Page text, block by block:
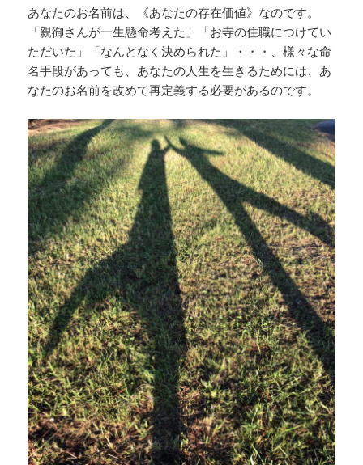
あなたのお名前は、《あなたの存在価値》なのです。
「親御さんが一生懸命考えた」「お寺の住職につけてい
ただいた」「なんとなく決められた」・・・、様々な命
名手段があっても、あなたの人生を生きるためには、あ
なたのお名前を改めて再定義する必要があるのです。